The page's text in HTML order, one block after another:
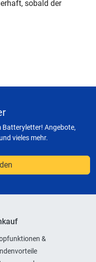
sobald der
Batteryletter! Angebote,
vieles mehr.
&